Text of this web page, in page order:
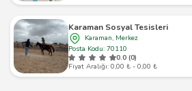
Karaman Sosyal Tesisleri
Karaman, Merkez
Posta Kodu: 70110
0.0 (0)
Fiyat Aralığı: 0,00 ₺ - 0,00 ₺